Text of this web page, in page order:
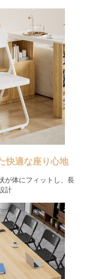
快適な座り心地
が体にフィットし、長
計